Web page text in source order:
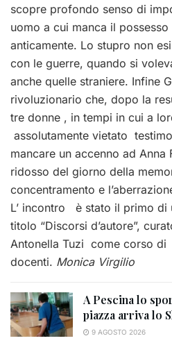
scopre profondo senso di
uomo a cui manca il
anticamente. Lo stupro non
con le guerre, quando si
anche quelle straniere. Infine
rivoluzionario che, dopo la
tre donne , in tempi in cui a
assolutamente vietato
mancare un accenno ad Anna
ridosso del giorno della
concentramento e
L’ incontro è stato il primo di
titolo “Discorsi d’autore”,
Antonella Tuzi come corso
docenti. Monica Virgilio
A Pescina lo
piazza arriva lo
9 AGOSTO 2026